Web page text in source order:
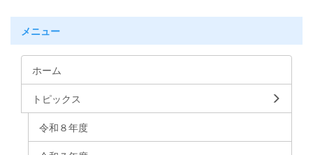
メニュー
ホーム
トピックス
令和８年度